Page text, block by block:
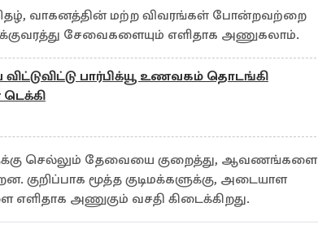
வாகனத்தின் மற்ற விவரங்கள் போன்றவற்றை
சேவைகளையும் எளிதாக அணுகலாம்.
பார்பிக்யூ உணவகம் தொடங்கி
செல்லும் தேவையை குறைத்து, ஆவணங்களை
குறிப்பாக மூத்த குடிமக்களுக்கு, அடையாள
அணுகும் வசதி கிடைக்கிறது.